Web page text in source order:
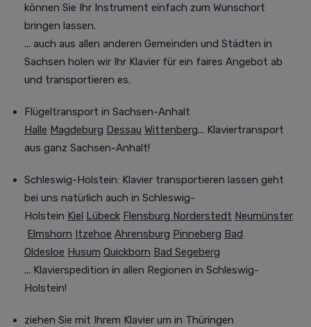
können Sie Ihr Instrument einfach zum Wunschort
bringen lassen.
... auch aus allen anderen Gemeinden und Städten in
Sachsen holen wir Ihr Klavier für ein faires Angebot ab
und transportieren es.
Flügeltransport in Sachsen-Anhalt
Halle Magdeburg Dessau Wittenberg... Klaviertransport
aus ganz Sachsen-Anhalt!
Schleswig-Holstein: Klavier transportieren lassen geht
bei uns natürlich auch in Schleswig-
Holstein Kiel Lübeck Flensburg Norderstedt Neumünster
Elmshorn Itzehoe Ahrensburg Pinneberg Bad
Oldesloe Husum Quickborn Bad Segeberg
... Klavierspedition in allen Regionen in Schleswig-
Holstein!
ziehen Sie mit Ihrem Klavier um in Thüringen